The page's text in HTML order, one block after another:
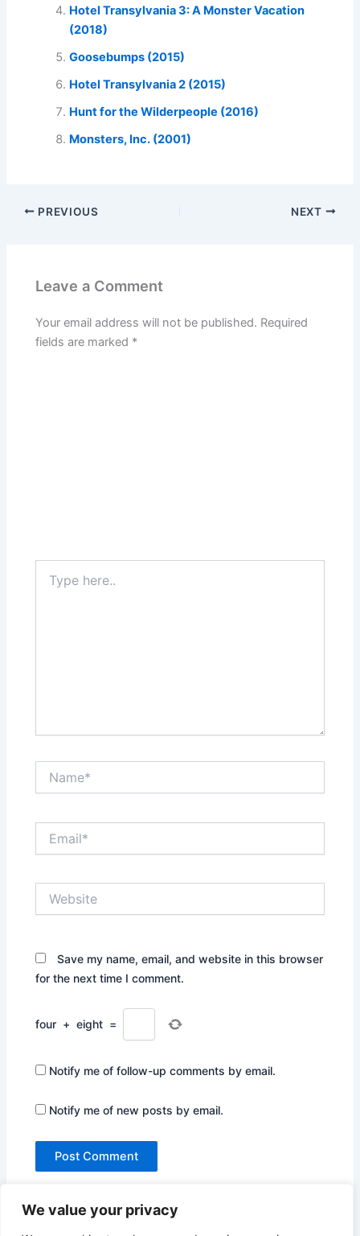
We value your privacy
Hotel Transylvania 3: A Monster Vacation
(2018)
Goosebumps (2015)
Hotel Transylvania 2 (2015)
Hunt for the Wilderpeople (2016)
Monsters, Inc. (2001)
PREVIOUS NEXT
Leave a Comment
Your email address will not be published. Required
fields are marked *
here..
Save my name, email, and website in this browser
for the next time I comment.
four + eight =
Notify me of follow-up comments by email.
Notify me of new posts by email.